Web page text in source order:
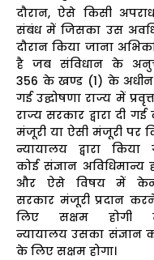
दौरान, ऐसे किसी
संबंध में जिसका उस
दौरान किया जाना
है जब संविधान के
356 के खण्ड (1) के
गई उद्घोषणा राज्य में
राज्य सरकार द्वारा दी गई
मंजूरी या ऐसी मंजूरी पर
न्यायालय द्वारा किया
कोई संज्ञान अविधिमान्य
और ऐसे विषय में
सरकार मंजूरी प्रदान
लिए सक्षम होगी
न्यायालय उसका संज्ञान
के लिए सक्षम होगा।